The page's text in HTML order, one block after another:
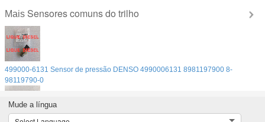
Mais Sensores comuns do trilho
499000-6131 Sensor de pressão DENSO 4990006131 8981197900 8-
98119790-0
Mude a língua